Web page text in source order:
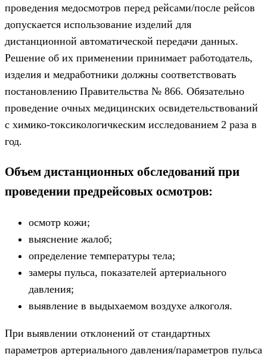
проведения медосмотров перед рейсами/после рейсов
допускается использование изделий для
дистанционной автоматической передачи данных.
Решение об их применении принимает работодатель,
изделия и медработники должны соответствовать
постановлению Правительства № 866. Обязательно
проведение очных медицинских освидетельствований
с химико-токсикологичкеским исследованием 2 раза в
год.
Объем дистанционных обследований при
проведении предрейсовых осмотров:
осмотр кожи;
выяснение жалоб;
определение температуры тела;
замеры пульса, показателей артериального
давления;
выявление в выдыхаемом воздухе алкоголя.
При выявлении отклонений от стандартных
параметров артериального давления/параметров пульса